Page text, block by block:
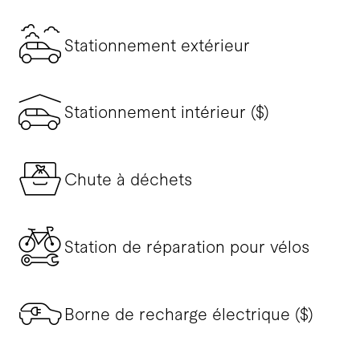
Stationnement extérieur
Stationnement intérieur ($)
Chute à déchets
Station de réparation pour vélos
Borne de recharge électrique ($)